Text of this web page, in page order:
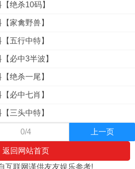
绝杀10码】
家禽野兽】
五行中特】
必中3半波】
绝杀一尾】
必中七肖】
三头中特】
0/4 上一页
返回网站首页
互联网谨供友友娱乐参考!